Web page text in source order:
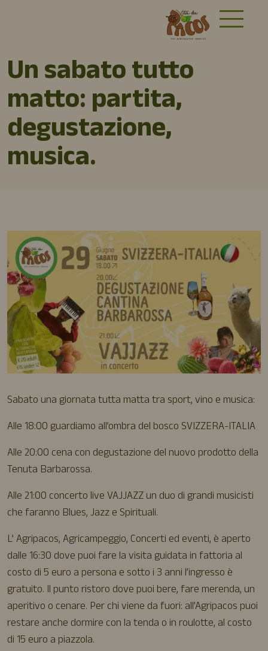
Un sabato tutto
matto: partita,
degustazione,
musica.
Sabato una giornata tutta matta tra sport, vino e musica:
Alle 18:00 guardiamo all’ombra del bosco SVIZZERA-ITALIA
Alle 20:00 cena con degustazione del nuovo prodotto della
Tenuta Barbarossa.
Alle 21:00 concerto live VAJJAZZ un duo di grandi musicisti
che faranno Blues, Jazz e Spirituali.
L’ Agripacos, Agricampeggio, Concerti ed eventi, è aperto
dalle 16:30 dove puoi fare la visita guidata in fattoria al
costo di 5 euro a persona e sotto i 3 anni l’ingresso è
gratuito. Il punto ristoro dove puoi bere, fare merenda, un
aperitivo o cenare. Per chi viene da fuori: all’Agripacos puoi
restare anche dormire con la tenda o in roulotte, al costo
di 15 euro a piazzola.